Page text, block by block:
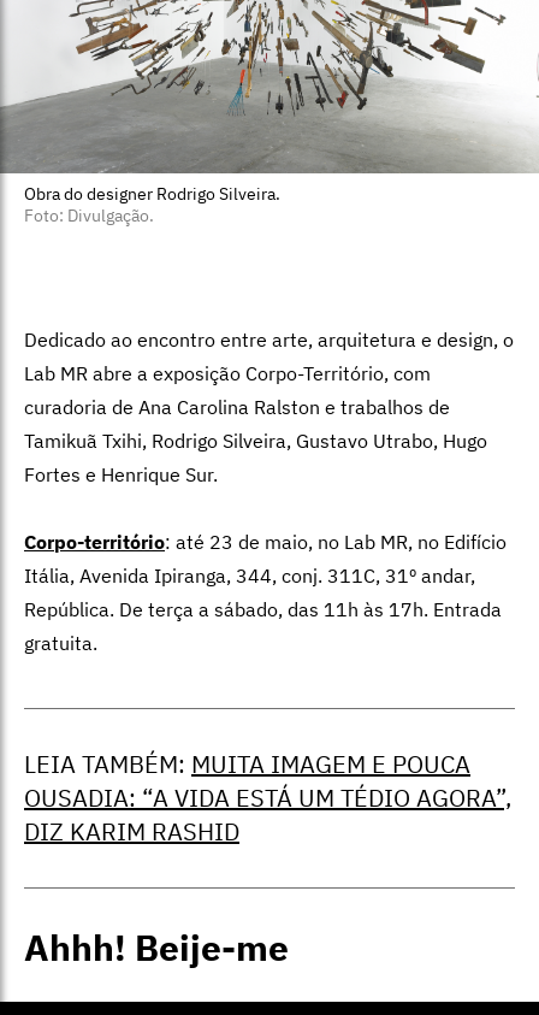
Obra do designer Rodrigo Silveira.
Foto: Divulgação.
Dedicado ao encontro entre arte, arquitetura e design, o
Lab MR abre a exposição Corpo-Território, com
curadoria de Ana Carolina Ralston e trabalhos de
Tamikuã Txihi, Rodrigo Silveira, Gustavo Utrabo, Hugo
Fortes e Henrique Sur.
Corpo-território: até 23 de maio, no Lab MR, no Edifício
Itália, Avenida Ipiranga, 344, conj. 311C, 31º andar,
República. De terça a sábado, das 11h às 17h. Entrada
gratuita.
LEIA TAMBÉM: MUITA IMAGEM E POUCA
OUSADIA: “A VIDA ESTÁ UM TÉDIO AGORA”,
DIZ KARIM RASHID
Ahhh! Beije-me